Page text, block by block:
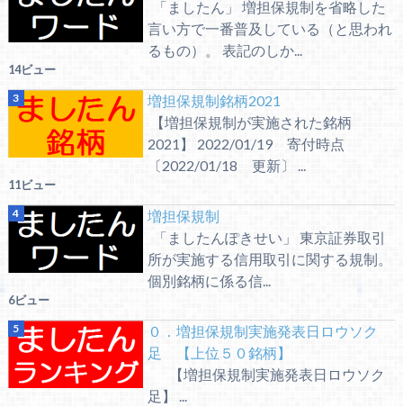
「ましたん」 増担保規制を省略した
言い方で一番普及している（と思われ
るもの）。 表記のしか...
14ビュー
増担保規制銘柄2021
【増担保規制が実施された銘柄
2021】 2022/01/19 寄付時点
〔2022/01/18 更新〕 ...
11ビュー
増担保規制
「ましたんぽきせい」 東京証券取引
所が実施する信用取引に関する規制。
個別銘柄に係る信...
6ビュー
０．増担保規制実施発表日ロウソク
足 【上位５０銘柄】
【増担保規制実施発表日ロウソク
足】 ...